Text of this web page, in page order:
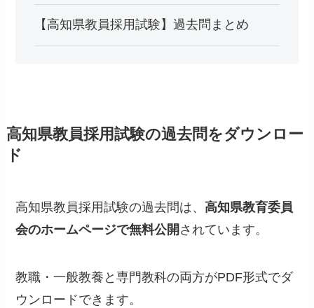
【高知県教員採用試験】過去問まとめ
高知県教員採用試験の過去問をダウンロー
ド
高知県教員採用試験の過去問は、高知県教育委員
会のホームページで無料公開 されています。
教職・一般教養と専門教科の両方がPDF形式でダ
ウンロードできます。